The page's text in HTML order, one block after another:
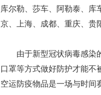
库尔勒、莎车、阿勒泰、库
京、上海、成都、重庆、贵
由于新型冠状病毒感染
口罩等方式做好防护才能不
空运防疫物品是一场与时间